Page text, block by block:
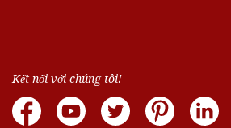
Kết nối với chúng tôi!